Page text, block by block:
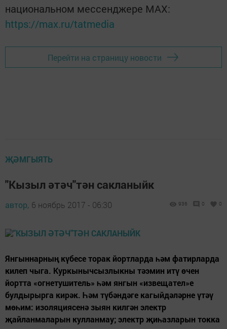
национальном мессенджере MАХ:
https://max.ru/tatmedia
Перейти на страницу новости
ҖӘМГЫЯТЬ
"Кызыл әтәч"тән сакланыйк
автор, 6 ноябрь 2017 - 06:30 936 0 0
Янгыннарның күбесе торак йортларда һәм фатирларда
килеп чыга. Куркынычсызлыкны тәэмин итү өчен
йортта «огнету­шитель» һәм янгын «извещател»е
булды­рырга кирәк. Һәм түбәндәге кагыйдә­ләрне үтәү
мөһим: изоляциясенә зыян килгән электр
җайланмаларын кулланмау; электр җиһазларын токка